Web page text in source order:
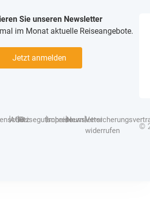
Sie unseren Newsletter
im Monat aktuelle Reiseangebote.
Jetzt anmelden
|AGB
|Reisegutscheine
|Impressum
|Newsletter
|
widerrufen
©